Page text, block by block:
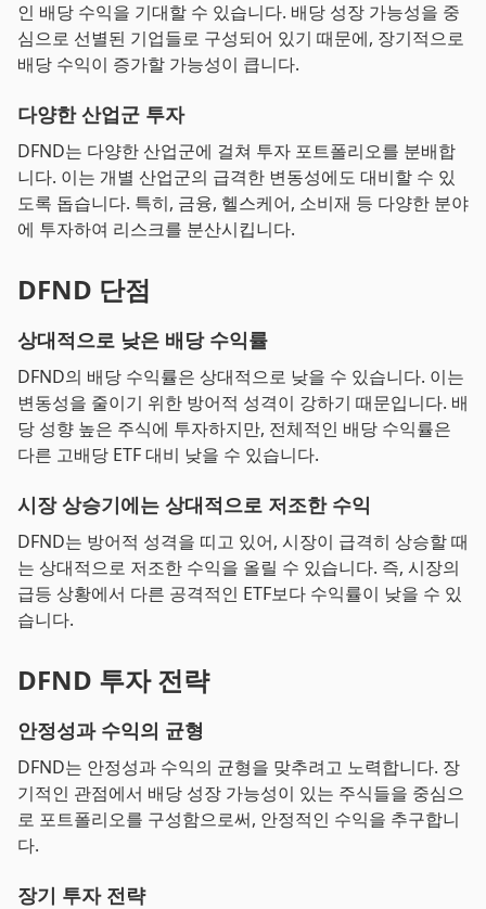
인 배당 수익을 기대할 수 있습니다. 배당 성장 가능성을 중
심으로 선별된 기업들로 구성되어 있기 때문에, 장기적으로
배당 수익이 증가할 가능성이 큽니다.
다양한 산업군 투자
DFND는 다양한 산업군에 걸쳐 투자 포트폴리오를 분배합
니다. 이는 개별 산업군의 급격한 변동성에도 대비할 수 있
도록 돕습니다. 특히, 금융, 헬스케어, 소비재 등 다양한 분야
에 투자하여 리스크를 분산시킵니다.
DFND 단점
상대적으로 낮은 배당 수익률
DFND의 배당 수익률은 상대적으로 낮을 수 있습니다. 이는
변동성을 줄이기 위한 방어적 성격이 강하기 때문입니다. 배
당 성향 높은 주식에 투자하지만, 전체적인 배당 수익률은
다른 고배당 ETF 대비 낮을 수 있습니다.
시장 상승기에는 상대적으로 저조한 수익
DFND는 방어적 성격을 띠고 있어, 시장이 급격히 상승할 때
는 상대적으로 저조한 수익을 올릴 수 있습니다. 즉, 시장의
급등 상황에서 다른 공격적인 ETF보다 수익률이 낮을 수 있
습니다.
DFND 투자 전략
안정성과 수익의 균형
DFND는 안정성과 수익의 균형을 맞추려고 노력합니다. 장
기적인 관점에서 배당 성장 가능성이 있는 주식들을 중심으
로 포트폴리오를 구성함으로써, 안정적인 수익을 추구합니
다.
장기 투자 전략